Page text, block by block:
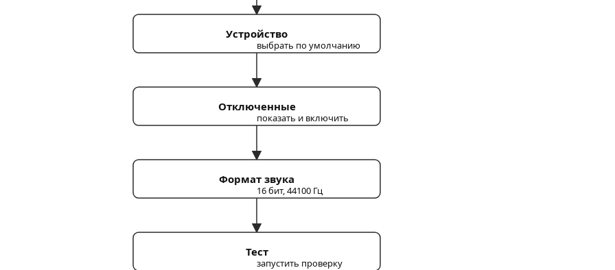
Устройство
выбрать по умолчанию
Отключенные
показать и включить
Формат звука
16 бит, 44100 Гц
Тест
запустить проверку